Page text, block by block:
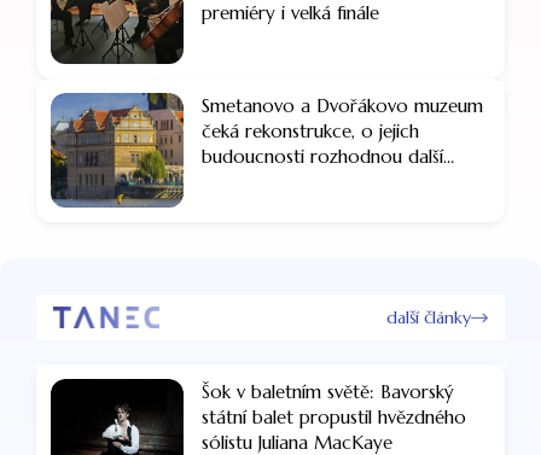
premiéry i velká finále
Smetanovo a Dvořákovo muzeum
čeká rekonstrukce, o jejich
budoucnosti rozhodnou další
další články
Šok v baletním světě: Bavorský
státní balet propustil hvězdného
sólistu Juliana MacKaye